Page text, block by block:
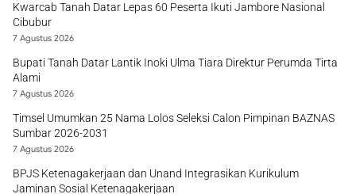
Kwarcab Tanah Datar Lepas 60 Peserta Ikuti Jambore Nasional
Cibubur
7 Agustus 2026
Bupati Tanah Datar Lantik Inoki Ulma Tiara Direktur Perumda Tirta
Alami
7 Agustus 2026
Timsel Umumkan 25 Nama Lolos Seleksi Calon Pimpinan BAZNAS
Sumbar 2026-2031
7 Agustus 2026
BPJS Ketenagakerjaan dan Unand Integrasikan Kurikulum
Jaminan Sosial Ketenagakerjaan